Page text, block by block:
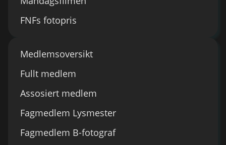
FNFs fotopris
Medlemsoversikt
Fullt medlem
Assosiert medlem
Fagmedlem Lysmester
Fagmedlem B-fotograf